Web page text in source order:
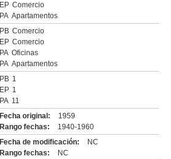
EP Comercio
PA Apartamentos
PB Comercio
EP Comercio
PA Oficinas
PA Apartamentos
PB 1
EP 1
PA 11
Fecha original:
1959
Rango fechas:
1940-1960
Fecha de modificación:
NC
Rango fechas:
NC